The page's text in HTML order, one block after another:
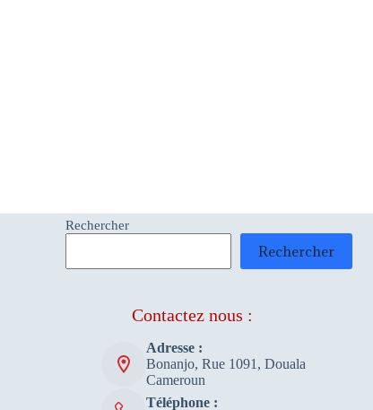
Rechercher
Rechercher
Contactez nous :
Adresse :
Bonanjo, Rue 1091, Douala
Cameroun
Téléphone :